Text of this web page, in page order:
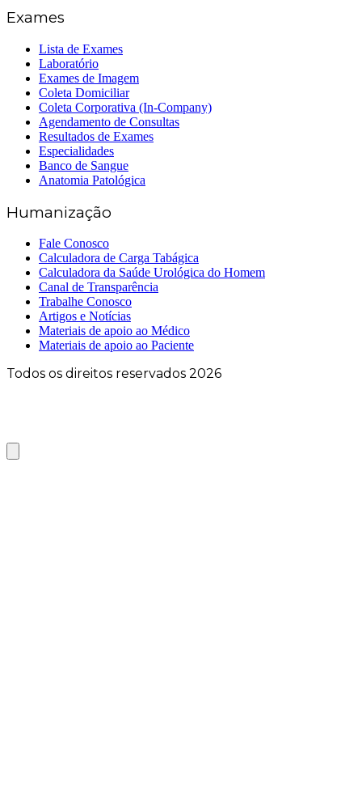
Exames
Lista de Exames
Laboratório
Exames de Imagem
Coleta Domiciliar
Coleta Corporativa (In-Company)
Agendamento de Consultas
Resultados de Exames
Especialidades
Banco de Sangue
Anatomia Patológica
Humanização
Fale Conosco
Calculadora de Carga Tabágica
Calculadora da Saúde Urológica do Homem
Canal de Transparência
Trabalhe Conosco
Artigos e Notícias
Materiais de apoio ao Médico
Materiais de apoio ao Paciente
Todos os direitos reservados 2026